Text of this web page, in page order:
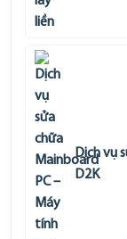
Dịch vụ
D2K